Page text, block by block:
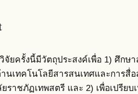
รั้งนี้มีวัตถุประสงค์เพื่อ 1) ศึกษา
นเทคโนโลยีสารสนเทศและการ
ราชภัฏเทพสตรี และ 2) เพื่อเปรีย